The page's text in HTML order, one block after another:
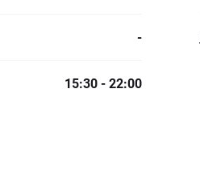
-
15:30 - 22:00